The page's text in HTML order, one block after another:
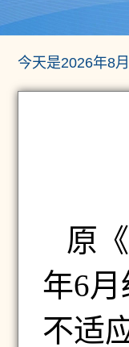
今天是2026年8
原
年6
不适